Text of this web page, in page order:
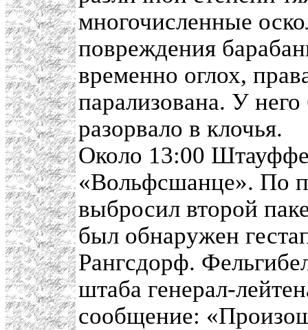
многочисленные
повреждения
временно оглох,
парализована. У
разорвало в клочья.
Около 13:00
«Вольфсшанце». По
выбросил второй
был обнаружен
Рангсдорф.
штаба генерал-
сообщение: